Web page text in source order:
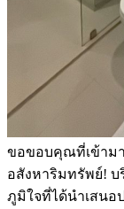
ขอขอบคุณที่เข้ามา
อสังหาริมทรัพย์! บ
ภูมิใจที่ได้นำเสน